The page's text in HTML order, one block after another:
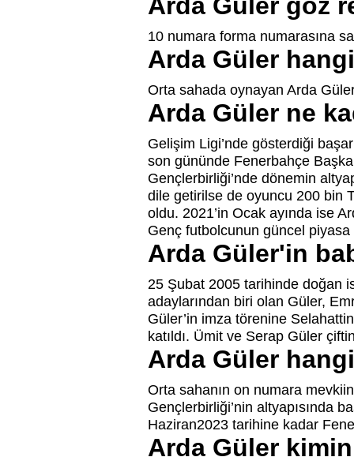
10 numara forma numarasına
Arda Güler
Orta sahada oynayan Arda
Arda Güler ne
Gelişim Ligi’nde gösterdiği
son gününde Fenerbahçe
Gençlerbirliği’nde dönemin
dile getirilse de oyuncu 200 bin
oldu. 2021’in Ocak ayında ise
Genç futbolcunun güncel
Arda Güler'in
25 Şubat 2005 tarihinde doğan
adaylarından biri olan Güler,
Güler’in imza törenine
katıldı. Ümit ve Serap Güler
Arda Güler
Orta sahanın on numara
Gençlerbirliği’nin altyapısında
Haziran2023 tarihine kadar
Arda Güler